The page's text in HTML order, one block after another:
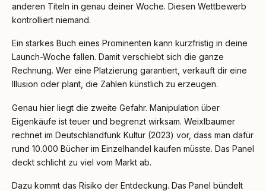
anderen Titeln in genau deiner Woche. Diesen Wettbewerb
kontrolliert niemand.
Ein starkes Buch eines Prominenten kann kurzfristig in deine
Launch-Woche fallen. Damit verschiebt sich die ganze
Rechnung. Wer eine Platzierung garantiert, verkauft dir eine
Illusion oder plant, die Zahlen künstlich zu erzeugen.
Genau hier liegt die zweite Gefahr. Manipulation über
Eigenkäufe ist teuer und begrenzt wirksam. Weixlbaumer
rechnet im Deutschlandfunk Kultur (2023) vor, dass man dafür
rund 10.000 Bücher im Einzelhandel kaufen müsste. Das Panel
deckt schlicht zu viel vom Markt ab.
Dazu kommt das Risiko der Entdeckung. Das Panel bündelt